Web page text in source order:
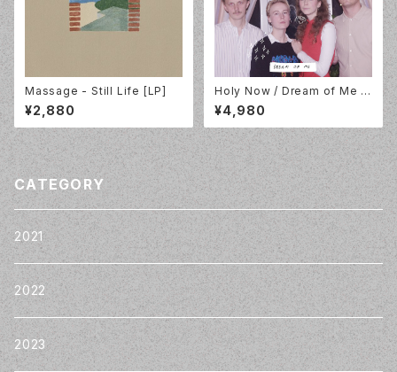
Massage - Still Life [LP]
¥2,880
Holy Now / Dream of Me /
LP / Lazy Octopus Record
s / LP-LAZYOCT-032
¥4,980
CATEGORY
2021
2022
2023